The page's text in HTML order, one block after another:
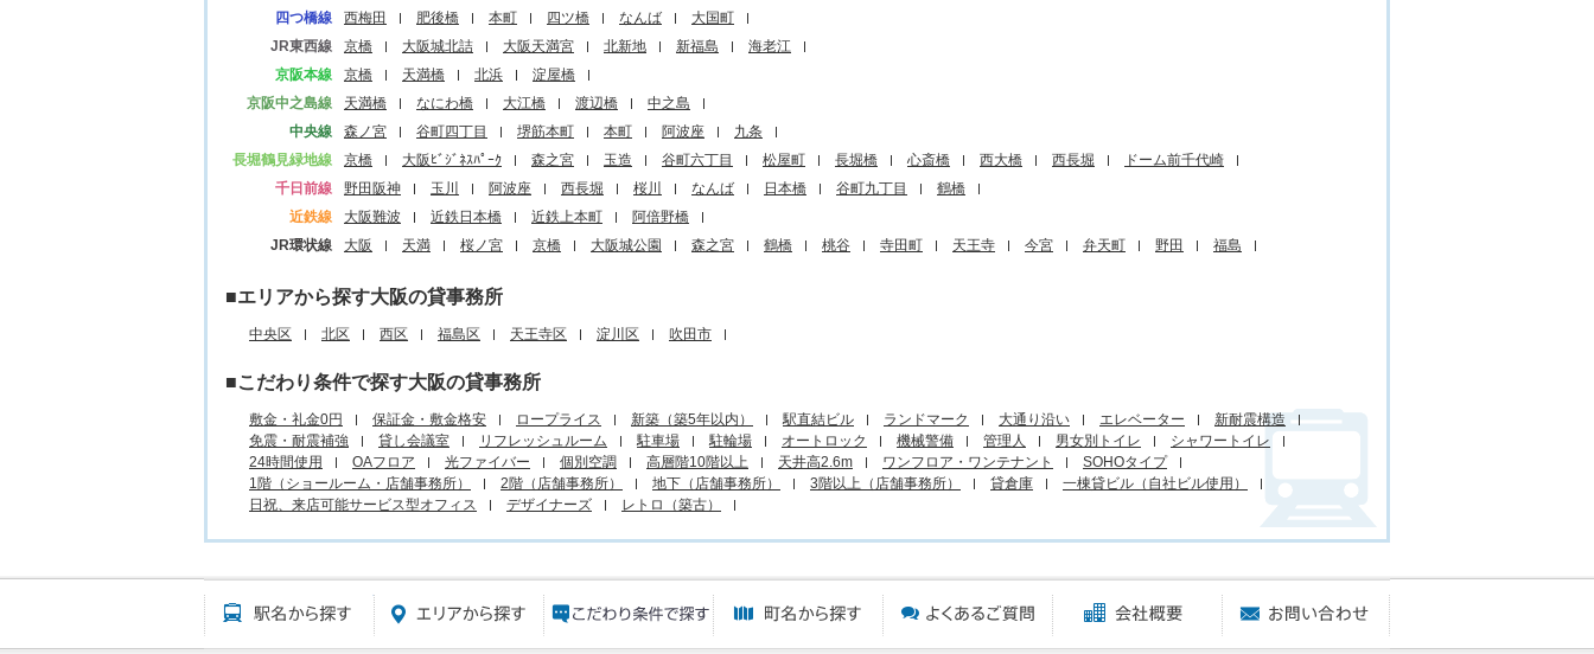
四つ橋線
西梅田 肥後橋 本町 四ツ橋 なんば
大国町
JR東西線
京橋 大阪城北詰 大阪天満宮 北新地 新福島
海老江
京阪本線
京橋 天満橋 北浜
淀屋橋
京阪中之島線
天満橋 なにわ橋 大江橋 渡辺橋
中之島
中央線
森ノ宮 谷町四丁目 堺筋本町 本町 阿波座
九条
長堀鶴見緑地線
京橋 大阪ﾋﾞｼﾞﾈｽﾊﾟｰｸ 森之宮 玉造 谷町六丁目 松屋町 長堀橋 心斎橋 西大橋 西長堀
ドーム前千代崎
千日前線
野田阪神 玉川 阿波座 西長堀 桜川 なんば 日本橋 谷町九丁目
鶴橋
近鉄線
大阪難波 近鉄日本橋 近鉄上本町
阿倍野橋
JR環状線
大阪 天満 桜ノ宮 京橋 大阪城公園 森之宮 鶴橋 桃谷 寺田町 天王寺 今宮 弁天町 野田 福島
■エリアから探す大阪の貸事務所
中央区 北区 西区 福島区 天王寺区 淀川区 吹田市
■こだわり条件で探す大阪の貸事務所
敷金・礼金0円 保証金・敷金格安 ロープライス 新築（築5年以内） 駅直結ビル ランドマーク 大通り沿い エレベーター
新耐震構造
免震・耐震補強
貸し会議室 リフレッシュルーム 駐車場 駐輪場 オートロック 機械警備 管理人 男女別トイレ
シャワートイレ
24時間使用
OAフロア 光ファイバー 個別空調 高層階10階以上 天井高2.6m ワンフロア・ワンテナント
SOHOタイプ
1階（ショールーム・店舗事務所）
2階（店舗事務所） 地下（店舗事務所） 3階以上（店舗事務所） 貸倉庫
一棟貸ビル（自社ビル使用）
日祝、来店可能サービス型オフィス
デザイナーズ レトロ（築古）
駅名から探す所 エリアから探す 目的から探す 町名から探す 賃貸オフィスに関するご質問
会社概要